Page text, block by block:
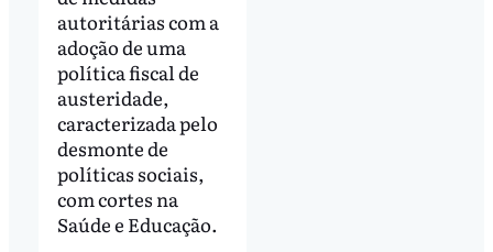
autoritárias com a
adoção de uma
política fiscal de
austeridade,
caracterizada pelo
desmonte de
políticas sociais,
com cortes na
Saúde e Educação.